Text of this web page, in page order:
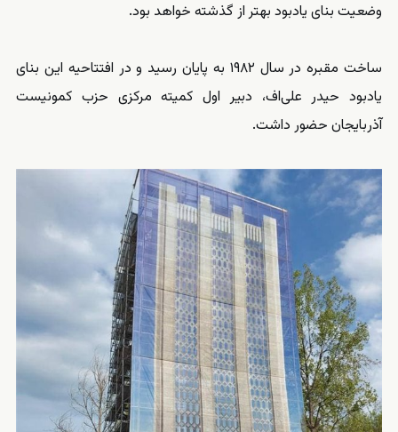
وضعیت بنای یادبود بهتر از گذشته خواهد بود.
ساخت مقبره در سال ۱۹۸۲ به پایان رسید و در افتتاحیه این بنای
یادبود حیدر علی‌اف، دبیر اول کمیته مرکزی حزب کمونیست
آذربایجان حضور داشت.